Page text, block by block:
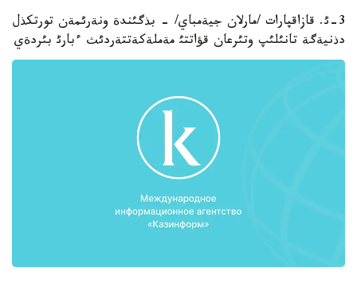
3-ئ. قازاقپارات /مارلان جيةمباي/ - بذگئندة ونةرئمةن تورتكذل
دذنيةگة تانئلئپ وتئرعان قؤاتتئ مةملةكةتتةردئث ءبارئ بئردةي